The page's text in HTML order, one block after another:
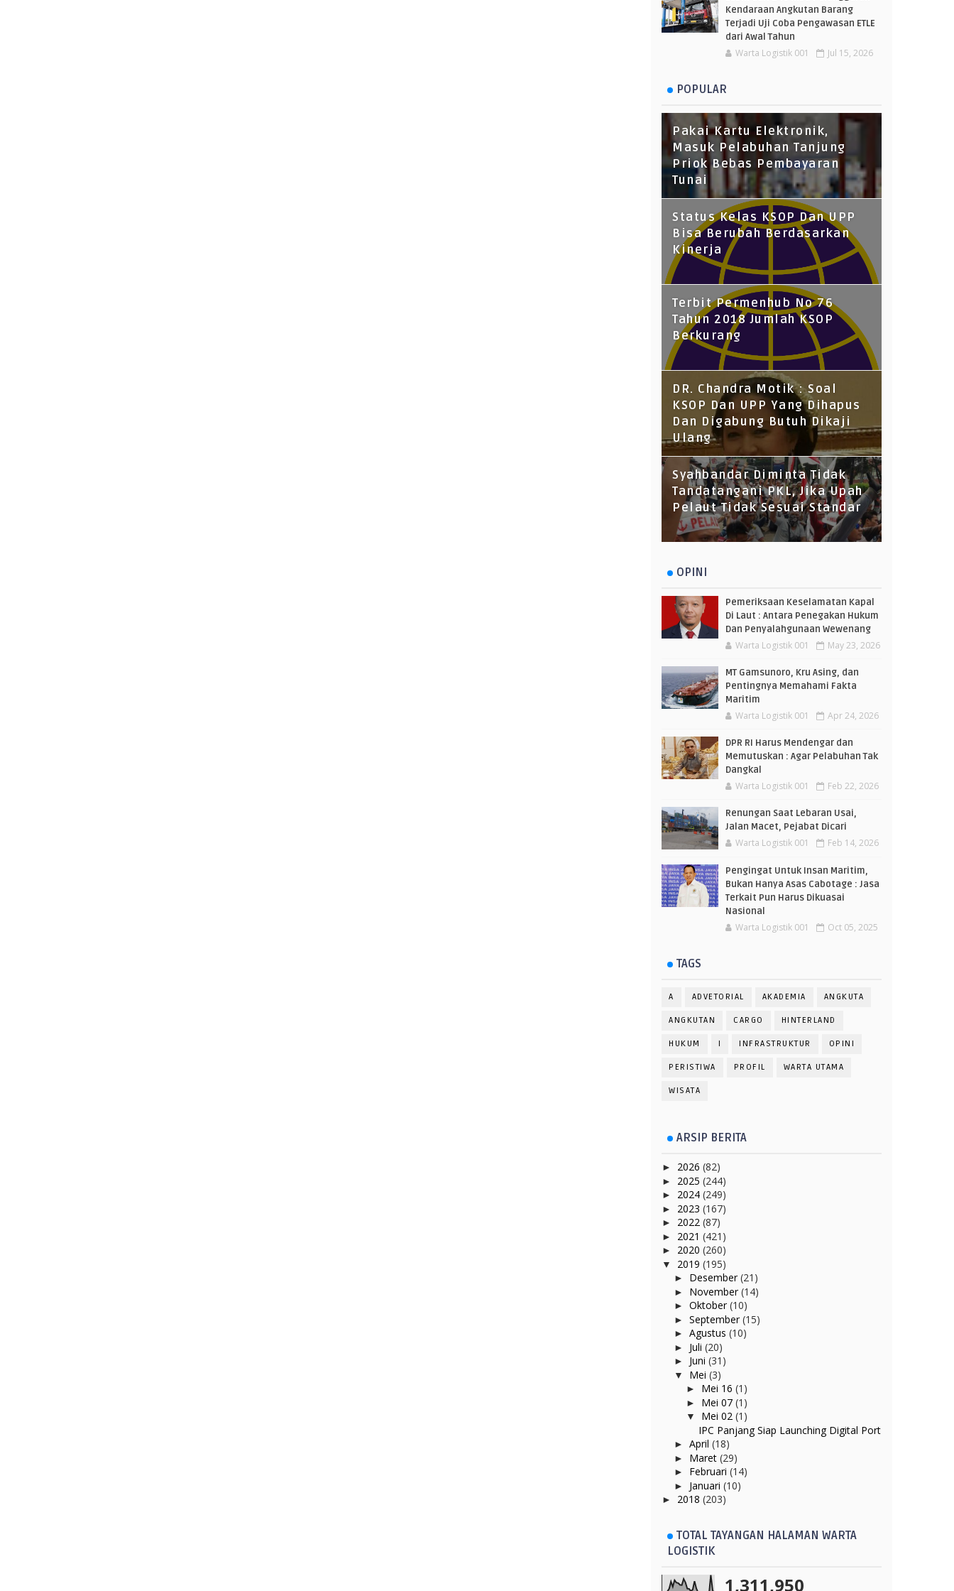
Kendaraan Angkutan Barang
Terjadi Uji Coba Pengawasan ETLE
dari Awal Tahun
Warta Logistik 001 Jul 15, 2026
POPULAR
Pakai Kartu Elektronik,
Masuk Pelabuhan Tanjung
Priok Bebas Pembayaran
Tunai
Status Kelas KSOP Dan UPP
Bisa Berubah Berdasarkan
Kinerja
Terbit Permenhub No 76
Tahun 2018 Jumlah KSOP
Berkurang
DR. Chandra Motik : Soal
KSOP Dan UPP Yang Dihapus
Dan Digabung Butuh Dikaji
Ulang
Syahbandar Diminta Tidak
Tandatangani PKL, Jika Upah
Pelaut Tidak Sesuai Standar
OPINI
Pemeriksaan Keselamatan Kapal
Di Laut : Antara Penegakan Hukum
Dan Penyalahgunaan Wewenang
Warta Logistik 001 May 23, 2026
MT Gamsunoro, Kru Asing, dan
Pentingnya Memahami Fakta
Maritim
Warta Logistik 001 Apr 24, 2026
DPR RI Harus Mendengar dan
Memutuskan : Agar Pelabuhan Tak
Dangkal
Warta Logistik 001 Feb 22, 2026
Renungan Saat Lebaran Usai,
Jalan Macet, Pejabat Dicari
Warta Logistik 001 Feb 14, 2026
Pengingat Untuk Insan Maritim,
Bukan Hanya Asas Cabotage : Jasa
Terkait Pun Harus Dikuasai
Nasional
Warta Logistik 001 Oct 05, 2025
TAGS
A ADVETORIAL AKADEMIA ANGKUTA
ANGKUTAN CARGO HINTERLAND
HUKUM I INFRASTRUKTUR OPINI
PERISTIWA PROFIL WARTA UTAMA
WISATA
ARSIP BERITA
► 2026 (82)
► 2025 (244)
► 2024 (249)
► 2023 (167)
► 2022 (87)
► 2021 (421)
► 2020 (260)
▼ 2019 (195)
► Desember(21)
► November(14)
► Oktober(10)
► September(15)
► Agustus (10)
► Juli (20)
► Juni (31)
▼ Mei (3)
► Mei 16 (1)
► Mei 07 (1)
▼ Mei 02 (1)
IPC Panjang Siap Launching Digital Port
► April (18)
► Maret (29)
► Februari (14)
► Januari (10)
► 2018 (203)
TOTAL TAYANGAN HALAMAN WARTA
LOGISTIK
1,311,950